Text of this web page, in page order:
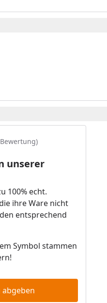
unserer
100% echt.
ihre Ware nicht
entsprechend
Symbol stammen
abgeben